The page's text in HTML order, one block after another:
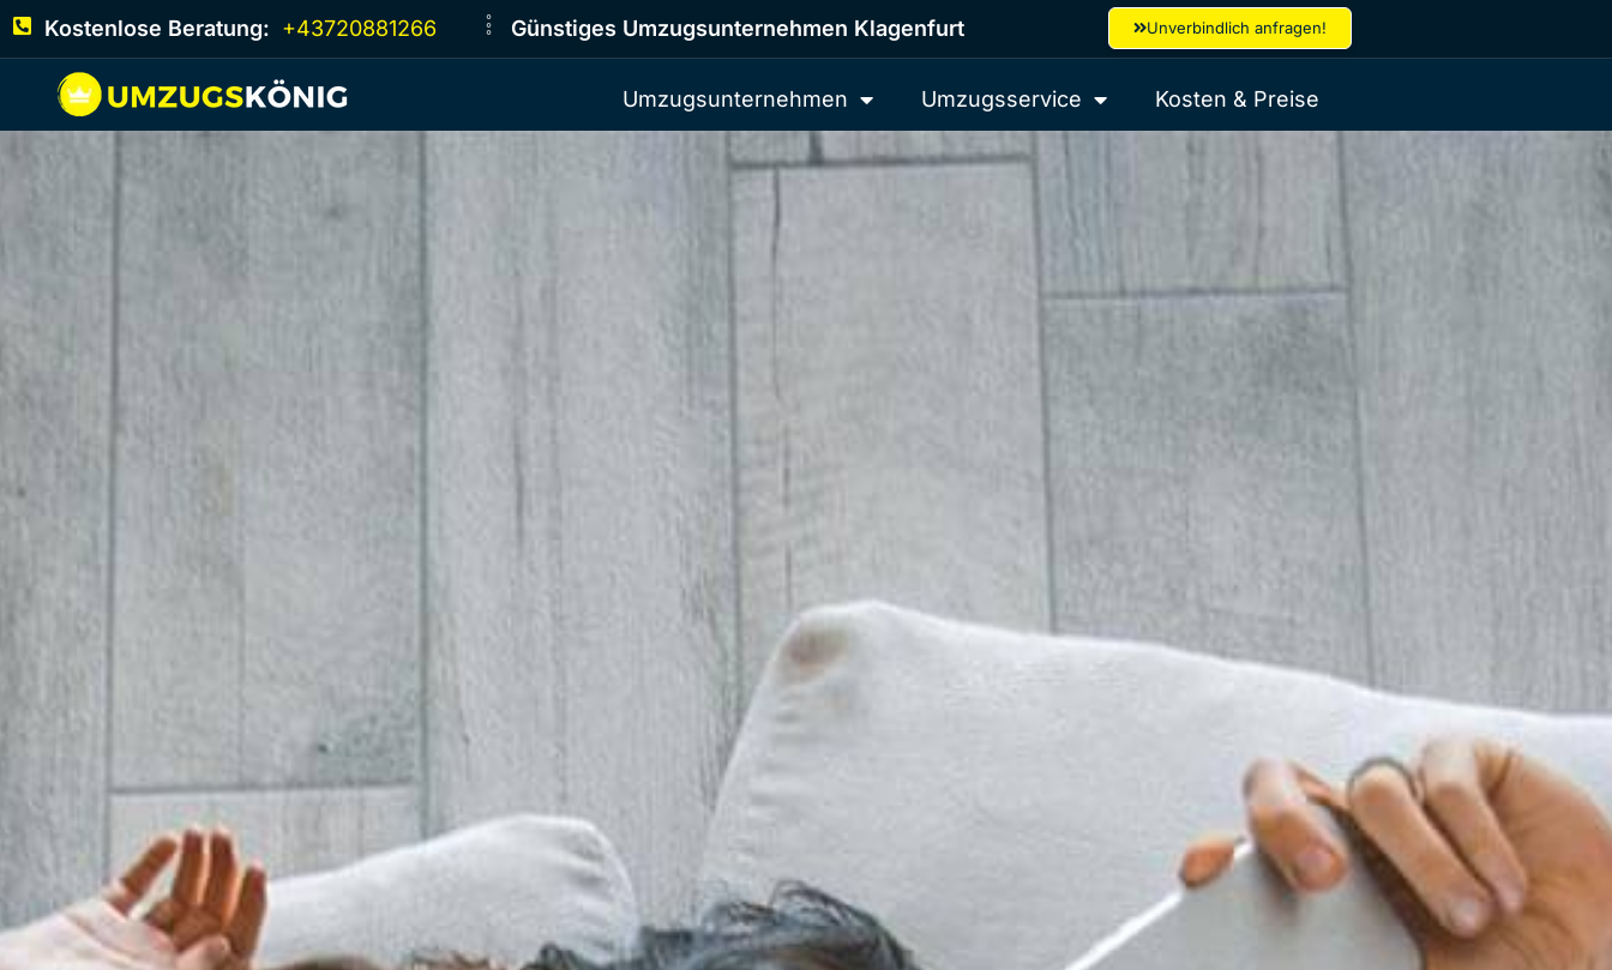
Kostenlose Beratung: +43720881266 Günstiges Umzugsunternehmen Klagenfurt Unverbindlich anfragen!
Umzugsunternehmen Umzugsservice Kosten & Preise